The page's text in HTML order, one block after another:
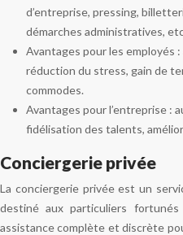
d’entreprise, pressing,
démarches administratives,
Avantages pour les employés
réduction du stress, gain de
commodes.
Avantages pour l’entreprise :
fidélisation des talents,
Conciergerie privée
La conciergerie privée est un
destiné aux particuliers
assistance complète et discrète